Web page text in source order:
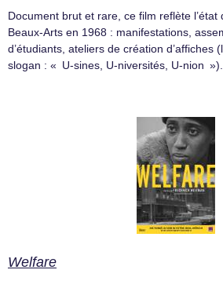
Document brut et rare, ce film reflète l’état
Beaux-Arts en 1968 : manifestations,
d’étudiants, ateliers de création d’affiches
slogan : « U-sines, U-niversités, U-nion »).
Welfare